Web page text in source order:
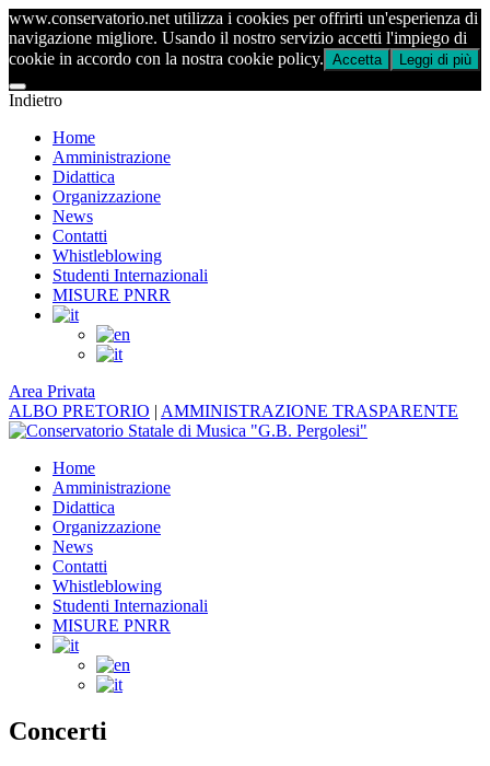
www.conservatorio.net utilizza i cookies per offrirti un'esperienza di
navigazione migliore. Usando il nostro servizio accetti l'impiego di
cookie in accordo con la nostra cookie policy. Accetta Leggi di più
Indietro
Home
Amministrazione
Didattica
Organizzazione
News
Contatti
Whistleblowing
Studenti Internazionali
MISURE PNRR
Area Privata
ALBO PRETORIO | AMMINISTRAZIONE TRASPARENTE
Home
Amministrazione
Didattica
Organizzazione
News
Contatti
Whistleblowing
Studenti Internazionali
MISURE PNRR
Concerti